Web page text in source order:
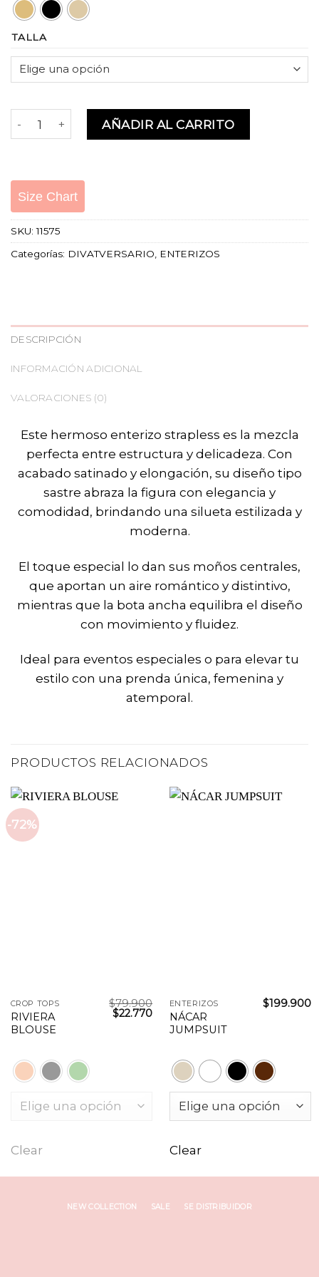
TALLA
LOUSE JUMPSUIT cantidad
AÑADIR AL CARRITO
Size Chart
SKU:11575
Categorías: DIVATVERSARIO, ENTERIZOS
DESCRIPCIÓN
INFORMACIÓN ADICIONAL
VALORACIONES (0)
Este hermoso enterizo strapless es la mezcla
perfecta entre estructura y delicadeza. Con
acabado satinado y elongación, su diseño tipo
sastre abraza la figura con elegancia y
comodidad, brindando una silueta estilizada y
moderna.
El toque especial lo dan sus moños centrales,
que aportan un aire romántico y distintivo,
mientras que la bota ancha equilibra el diseño
con movimiento y fluidez.
Ideal para eventos especiales o para elevar tu
estilo con una prenda única, femenina y
atemporal.
PRODUCTOS RELACIONADOS
-72%
CROP TOPS
RIVIERA
BLOUSE
$79.900
$22.770
Clear
ENTERIZOS
NÁCAR
JUMPSUIT
$199.900
Clear
NEW COLLECTION SALE SE DISTRIBUIDOR